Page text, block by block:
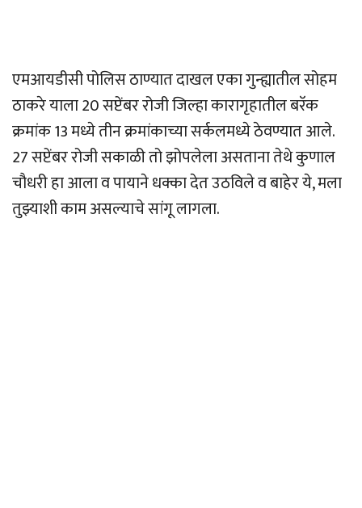
एमआयडीसी पोलिस ठाण्यात दाखल एका गुन्ह्यातील सोहम
ठाकरे याला 20 सप्टेंबर रोजी जिल्हा कारागृहातील बरॅक
क्रमांक 13 मध्ये तीन क्रमांकाच्या सर्कलमध्ये ठेवण्यात आले.
27 सप्टेंबर रोजी सकाळी तो झोपलेला असताना तेथे कुणाल
चौधरी हा आला व पायाने धक्का देत उठविले व बाहेर ये, मला
तुझ्याशी काम असल्याचे सांगू लागला.